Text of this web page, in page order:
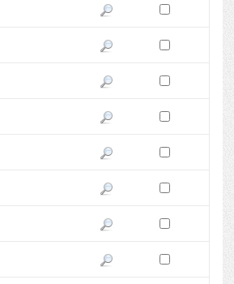
Pokaż podgląd wersji z dnia
Zaznacz wersję do
Pokaż podgląd wersji z dnia
Zaznacz wersję do
Pokaż podgląd wersji z dnia
Zaznacz wersję do
Pokaż podgląd wersji z dnia
Zaznacz wersję do
Pokaż podgląd wersji z dnia
Zaznacz wersję do
Pokaż podgląd wersji z dnia
Zaznacz wersję do
Pokaż podgląd wersji z dnia
Zaznacz wersję do
Pokaż podgląd wersji z dnia
Zaznacz wersję do